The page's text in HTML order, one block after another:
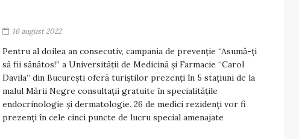
16 august 2022
Pentru al doilea an consecutiv, campania de prevenție “Asumă-ți
să fii sănătos!” a Universității de Medicină și Farmacie “Carol
Davila” din București oferă turiștilor prezenți în 5 stațiuni de la
malul Mării Negre consultații gratuite în specialitățile
endocrinologie și dermatologie. 26 de medici rezidenți vor fi
prezenți în cele cinci puncte de lucru special amenajate